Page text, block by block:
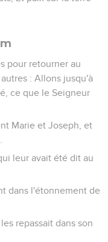
pour retourner au
: Allons jusqu'à
ce que le Seigneur
Marie et Joseph, et
leur avait été dit au
dans l'étonnement de
repassait dans son